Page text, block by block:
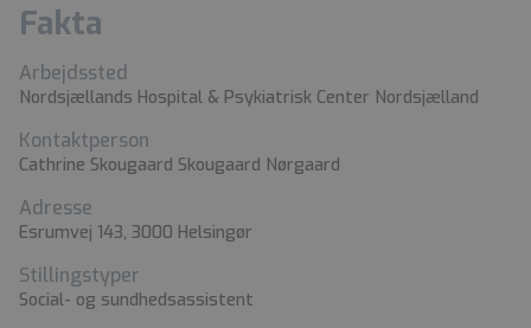
Fakta
Arbejdssted
Nordsjællands Hospital & Psykiatrisk Center Nordsjælland
Kontaktperson
Cathrine Skougaard Skougaard Nørgaard
Adresse
Esrumvej 143, 3000 Helsingør
Stillingstyper
Social- og sundhedsassistent